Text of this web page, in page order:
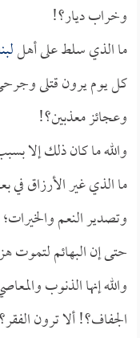
وخراب ديار؟!
ما الذي سلط على أهل
كل يوم يرون قتلى
وعجائز معذبين؟!
والله ما كان ذلك إلا
ما الذي غير الأرزاق
وتصدير النعم
حتى إن البهائم لتموت
والله إنها الذنوب
الجفاف؟! ألا ترون